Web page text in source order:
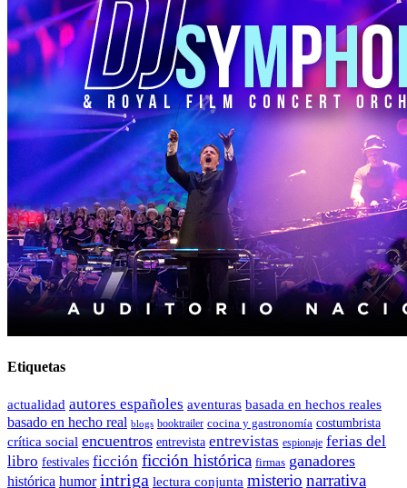
Etiquetas
actualidad autores españoles aventuras basada en hechos reales
basado en hecho real blogs booktrailer cocina y gastronomía costumbrista
crítica social encuentros entrevista entrevistas espionaje ferias del
libro festivales ficción ficción histórica firmas ganadores
histórica humor intriga lectura conjunta misterio narrativa